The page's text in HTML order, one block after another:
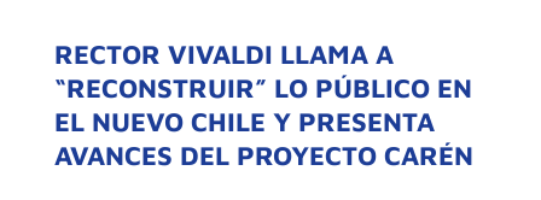
ESTADO DE CHILE
QUIENES SOMOS
MISIÓN
VISIÓN
RECTOR VIVALDI LLAMA A
“RECONSTRUIR” LO PÚBLICO EN
EL NUEVO CHILE Y PRESENTA
AVANCES DEL PROYECTO CARÉN